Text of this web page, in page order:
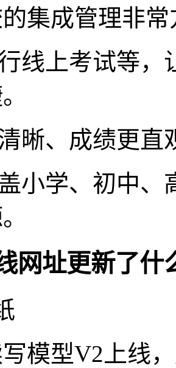
集成管理非常
线上考试等，
晰、成绩更直
小学、初中
网址更新了什
模型V2上线